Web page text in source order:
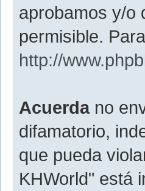
aprobamos y/o
permisible.
http://
Acuerdano
difamatorio,
que pueda
KHWorld" está